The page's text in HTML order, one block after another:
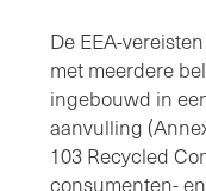
De EEA-
met meerdere
ingebouwd in
aanvulling
103 Recycled
consumenten-